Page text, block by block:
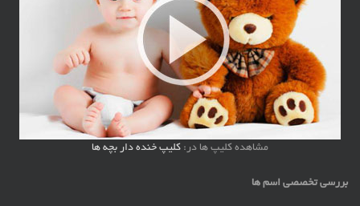
مشاهده کلیپ ها در: کلیپ خنده دار بچه ها
بررسی تخصصی اسم ها